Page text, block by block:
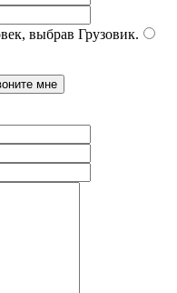
выбрав Грузовик.